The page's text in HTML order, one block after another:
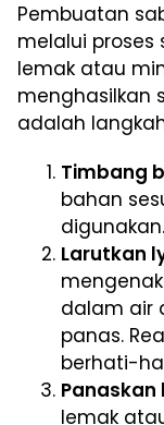
Pembuatan
melalui proses
lemak atau
menghasilkan
adalah
Timbang
bahan
digunakan.
Larutkan
dalam air
panas.
berhati-
lemak